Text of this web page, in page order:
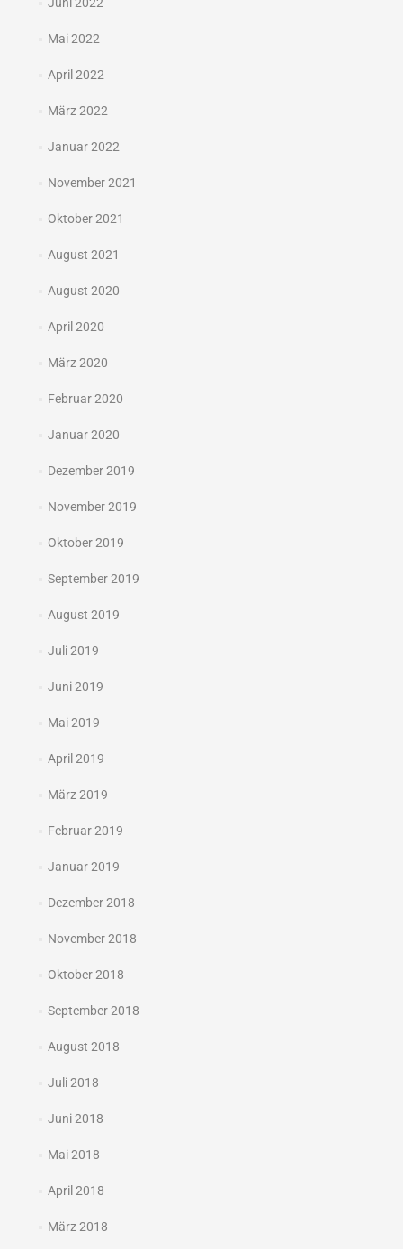
Mai 2022
April 2022
März 2022
Januar 2022
November 2021
Oktober 2021
August 2021
August 2020
April 2020
März 2020
Februar 2020
Januar 2020
Dezember 2019
November 2019
Oktober 2019
September 2019
August 2019
Juli 2019
Juni 2019
Mai 2019
April 2019
März 2019
Februar 2019
Januar 2019
Dezember 2018
November 2018
Oktober 2018
September 2018
August 2018
Juli 2018
Juni 2018
Mai 2018
April 2018
März 2018